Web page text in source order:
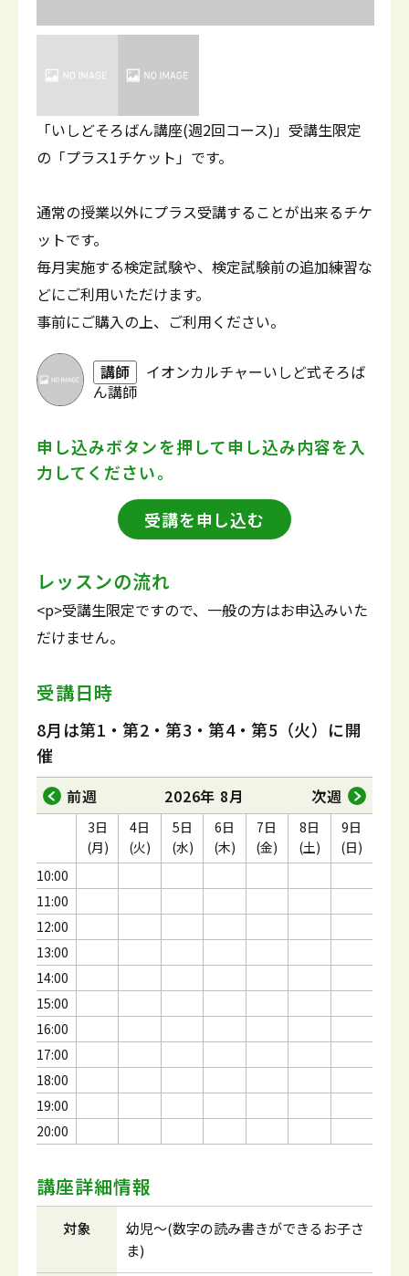
「いしどそろばん講座(週2回コース)」受講生限定
の「プラス1チケット」です。
通常の授業以外にプラス受講することが出来るチケ
ットです。
毎月実施する検定試験や、検定試験前の追加練習な
どにご利用いただけます。
事前にご購入の上、ご利用ください。
講師
イオンカルチャーいしど式そろば
ん講師
申し込みボタンを押して申し込み内容を入
力してください。
受講を申し込む
レッスンの流れ
<p>受講生限定ですので、一般の方はお申込みいた
だけません。
受講日時
8月は第1・第2・第3・第4・第5（火）に開
催
前週 2026年 8月 次週
10:00
11:00
12:00
13:00
14:00
15:00
16:00
17:00
18:00
19:00
20:00
3日
(月)
4日
(火)
5日
(水)
6日
(木)
7日
(金)
8日
(土)
9日
(日)
講座詳細情報
対象
幼児～(数字の読み書きができるお子さ
ま)